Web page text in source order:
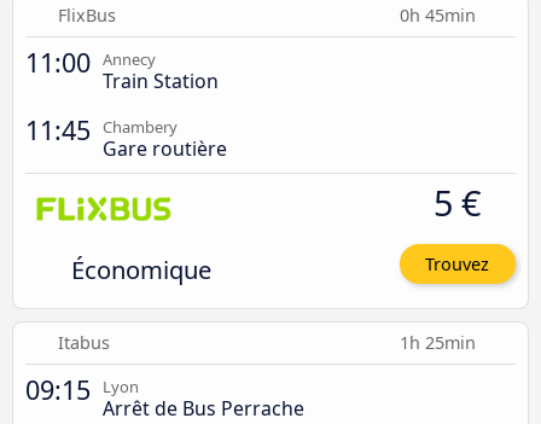
FlixBus 0h 45min
11:00 Annecy
Train Station
11:45 Chambery
Gare routière
Économique
5 €
Trouvez
Itabus 1h 25min
09:15 Lyon
Arrêt de Bus Perrache